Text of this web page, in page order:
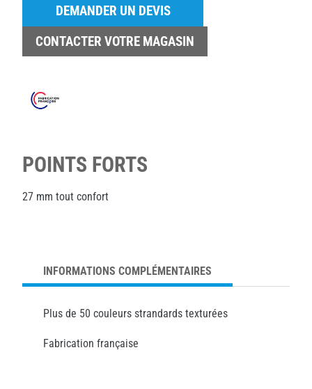
DEMANDER UN DEVIS
CONTACTER VOTRE MAGASIN
POINTS FORTS
27 mm tout confort
INFORMATIONS COMPLÉMENTAIRES
Plus de 50 couleurs strandards texturées
Fabrication française